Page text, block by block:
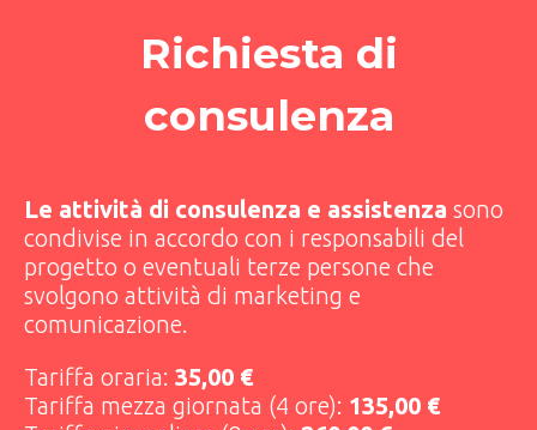
Richiesta di
consulenza
Le attività di consulenza e assistenza sono
condivise in accordo con i responsabili del
progetto o eventuali terze persone che
svolgono attività di marketing e
comunicazione.
Tariffa oraria: 35,00 €
Tariffa mezza giornata (4 ore): 135,00 €